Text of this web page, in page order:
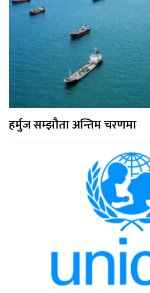
हर्मुज सम्झौता अन्तिम चरणमा